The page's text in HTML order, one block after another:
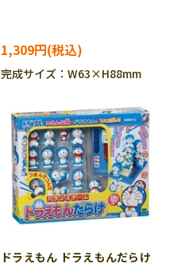
1,309円
完成サイズ：W63×H88mm
ドラえもん ドラえもんだらけ